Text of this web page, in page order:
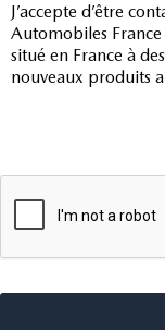
J’accepte d’être
Automobiles France
situé en France à
nouveaux produits